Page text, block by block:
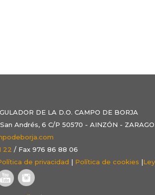
DE LA D.O. CAMPO DE BORJA
Andrés, 6 C/P 50570 - AINZÓN -
22 / Fax 976 86 88 06
de privacidad | Política de cookies |